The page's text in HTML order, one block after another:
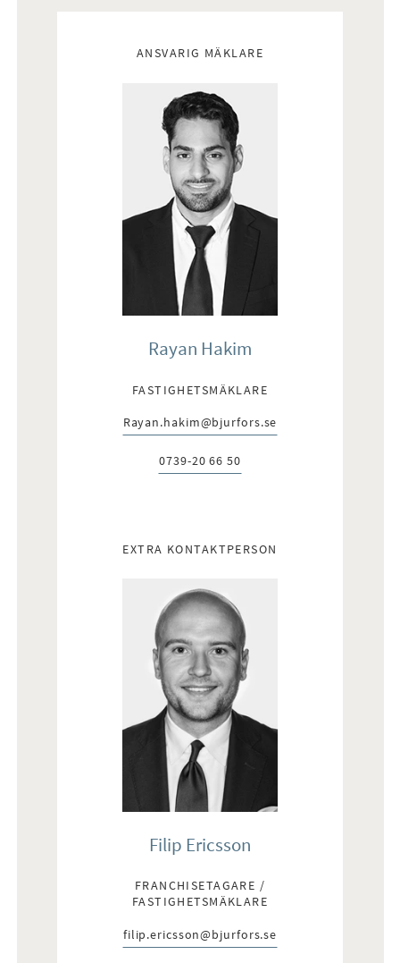
ANSVARIG MÄKLARE
Rayan Hakim
FASTIGHETSMÄKLARE
E-post:
Rayan.hakim@bjurfors.se
Telefon:
0739-20 66 50
EXTRA KONTAKTPERSON
Filip Ericsson
FRANCHISETAGARE /
FASTIGHETSMÄKLARE
E-post:
filip.ericsson@bjurfors.se